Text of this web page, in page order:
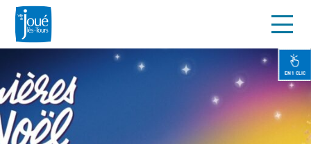
contenu
principal
EN 1 CLIC